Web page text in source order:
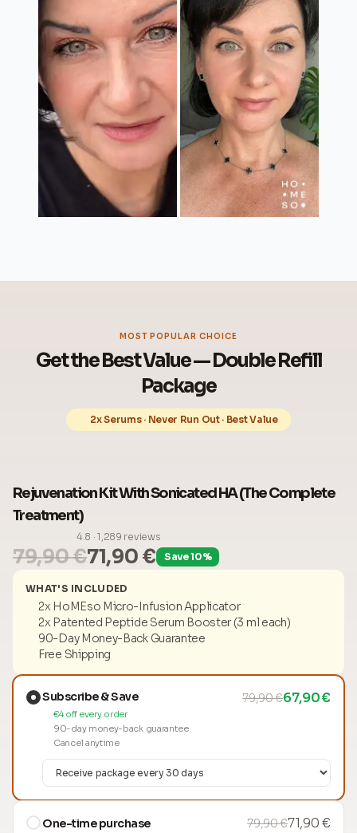
MOST POPULAR CHOICE
Get the Best Value — Double Refill
Package
2x Serums · Never Run Out · Best Value
Rejuvenation Kit With Sonicated HA (The Complete
Treatment)
4.8 · 1,289 reviews
79,90 €71,90 € Save 10%
WHAT'S INCLUDED
2x HoMEso Micro-Infusion Applicator
2x Patented Peptide Serum Booster (3 ml each)
90-Day Money-Back Guarantee
Free Shipping
Subscribe & Save
€4 off every order
90-day money-back guarantee
Cancel anytime
79,90 €67,90 €
One-time purchase 79,90 €71,90 €